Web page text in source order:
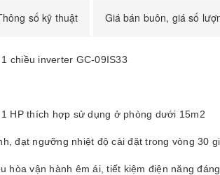
số kỹ thuật Giá bán buôn, giá số
chiều inverter GC-09IS33
HP thích hợp sử dụng ở phòng dưới 15m2
đạt ngưỡng nhiệt độ cài đặt trong vòng 30
hòa vận hành êm ái, tiết kiệm điện năng